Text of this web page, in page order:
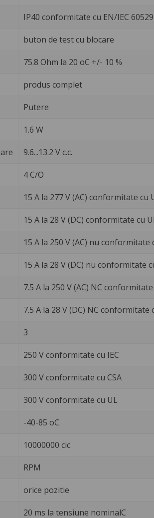
IP40 conformitate cu EN/IEC 60529
buton de test cu blocare
75.8 Ohm la 20 oC +/- 10 %
produs complet
Putere
1.6 W
9.6...13.2 V c.c.
4 C/O
15 A la 277 V (AC) conformitate cu
15 A la 28 V (DC) conformitate cu
15 A la 250 V (AC) nu conformitate
15 A la 28 V (DC) nu conformitate
7.5 A la 250 V (AC) NC conformitate
7.5 A la 28 V (DC) NC conformitate
3
250 V conformitate cu IEC
300 V conformitate cu CSA
300 V conformitate cu UL
-40-85 oC
10000000 cic
RPM
orice pozitie
20 ms la tensiune nominalC